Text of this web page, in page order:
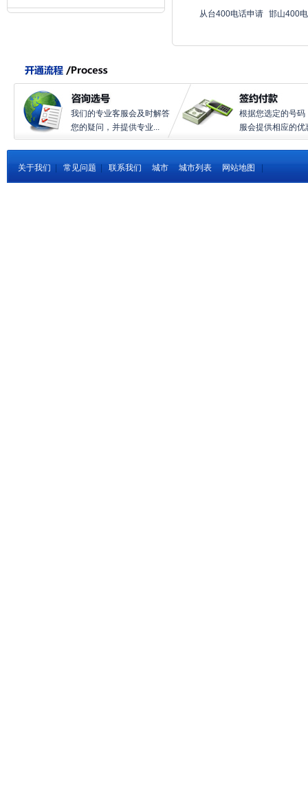
从台400电话申请 邯山400
我们的专业客服会及时解答
您的疑问，并提供专业...
根据您选定的号码
服会提供相应的优
关于我们 常见问题 联系我们 城市 城市列表 网站地图